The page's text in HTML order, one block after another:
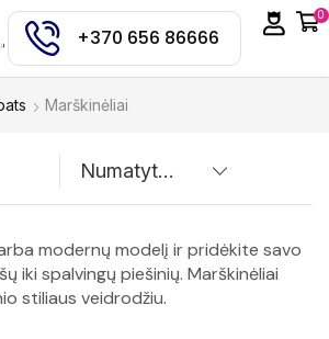
+370 656 86666
0
Marškinėliai
modernų modelį ir pridėkite savo
iki spalvingų piešinių. Marškinėliai
stiliaus veidrodžiu.